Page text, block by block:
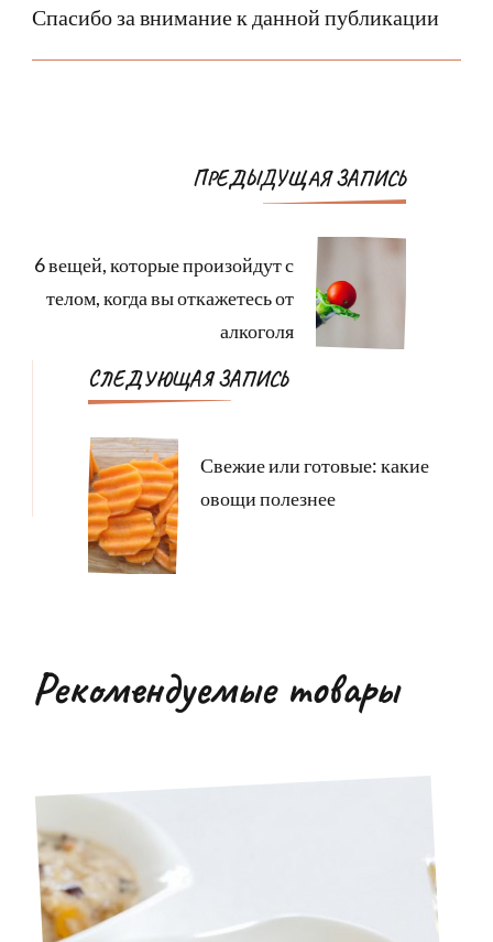
Спасибо за внимание к данной публикации
Навигация
ПРЕДЫДУЩАЯ ЗАПИСЬ
6 вещей, которые произойдут с
телом, когда вы откажетесь от
алкоголя
СЛЕДУЮЩАЯ ЗАПИСЬ
Свежие или готовые: какие
овощи полезнее
Рекомендуемые товары